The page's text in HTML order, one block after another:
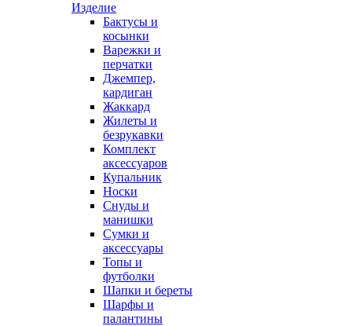
Изделие
Бактусы и
косынки
Варежки и
перчатки
Джемпер,
кардиган
Жаккард
Жилеты и
безрукавки
Комплект
аксессуаров
Купальник
Носки
Снуды и
манишки
Сумки и
аксессуары
Топы и
футболки
Шапки и береты
Шарфы и
палантины